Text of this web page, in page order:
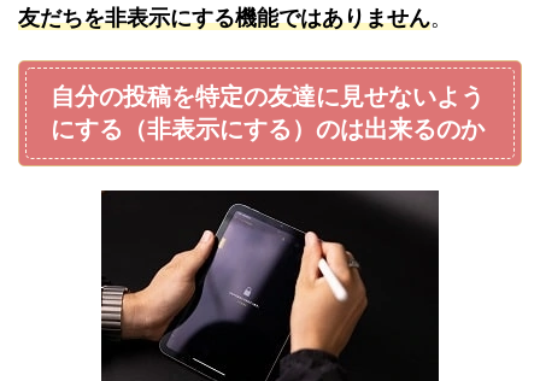
友だちを非表示にする機能ではありません。
自分の投稿を特定の友達に見せないよう
にする（非表示にする）のは出来るのか